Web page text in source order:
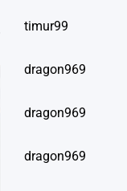
timur99
dragon969
dragon969
dragon969